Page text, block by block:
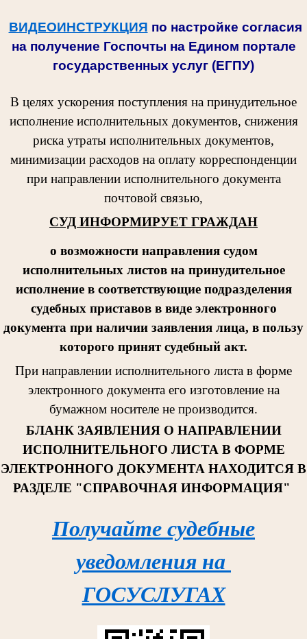
ВИДЕОИНСТРУКЦИЯ по настройке согласия
на получение Госпочты на Едином портале
государственных услуг (ЕГПУ)
В целях ускорения поступления на принудительное
исполнение исполнительных документов, снижения
риска утраты исполнительных документов,
минимизации расходов на оплату корреспонденции
при направлении исполнительного документа
почтовой связью,
СУД ИНФОРМИРУЕТ ГРАЖДАН
о возможности направления судом
исполнительных листов на принудительное
исполнение в соответствующие подразделения
судебных приставов в виде электронного
документа при наличии заявления лица, в пользу
которого принят судебный акт.
При направлении исполнительного листа в форме
электронного документа его изготовление на
бумажном носителе не производится.
БЛАНК ЗАЯВЛЕНИЯ О НАПРАВЛЕНИИ
ИСПОЛНИТЕЛЬНОГО ЛИСТА В ФОРМЕ
ЭЛЕКТРОННОГО ДОКУМЕНТА НАХОДИТСЯ В
РАЗДЕЛЕ "СПРАВОЧНАЯ ИНФОРМАЦИЯ"
Получайте судебные
уведомления на
ГОСУСЛУГАХ